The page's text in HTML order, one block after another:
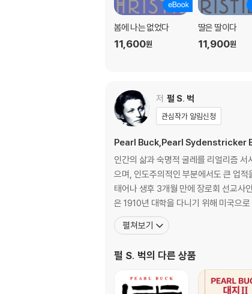
봄에 나는 없었다
11,600원
딸은 딸이다
11,900원
저 펄 S. 벅
관심작가 알림신청
Pearl Buck,Pearl Sydenstricker
인간의 삶과 숙명적 굴레를 리얼리즘
으며, 인도주의적인 부분에서도 큰 업적을 남겼다
태어나 생후 3개월 만에 장로회 선교사
은 1910년 대학을 다니기 위해 미국으
펼쳐보기
펄 S. 벅의 다른 상품